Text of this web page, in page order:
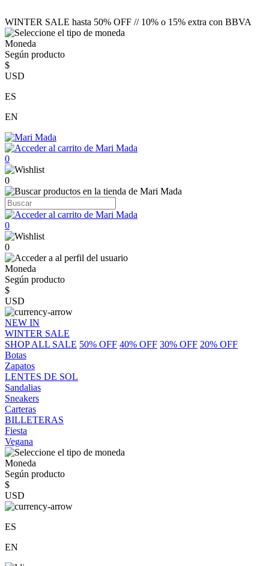
WINTER SALE hasta 50% OFF // 10% o 15% extra con BBVA
Moneda
Según producto
$
USD
ES
EN
0
0
0
0
Moneda
Según producto
$
USD
NEW IN
WINTER SALE
SHOP ALL SALE 50% OFF 40% OFF 30% OFF 20% OFF
Botas
Zapatos
LENTES DE SOL
Sandalias
Sneakers
Carteras
BILLETERAS
Fiesta
Vegana
Moneda
Según producto
$
USD
ES
EN